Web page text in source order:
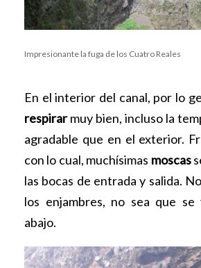
Impresionante la fuga de los Cuatro Reales
En el interior del canal, por lo
respirarmuy bien, incluso la
agradable que en el exterior.
con lo cual, muchísimas moscas
las bocas de entrada y salida.
los enjambres, no sea que se
abajo.